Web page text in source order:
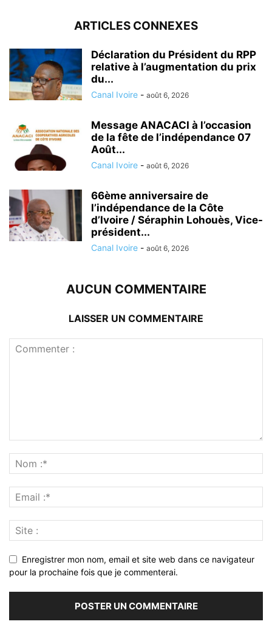
ARTICLES CONNEXES
Déclaration du Président du RPP
relative à l’augmentation du prix
du...
Canal Ivoire - août 6, 2026
Message ANACACI à l’occasion
de la fête de l’indépendance 07
Août...
Canal Ivoire - août 6, 2026
66ème anniversaire de
l’indépendance de la Côte
d’Ivoire / Séraphin Lohouès, Vice-
président...
Canal Ivoire - août 6, 2026
AUCUN COMMENTAIRE
LAISSER UN COMMENTAIRE
Enregistrer mon nom, email et site web dans ce navigateur
pour la prochaine fois que je commenterai.